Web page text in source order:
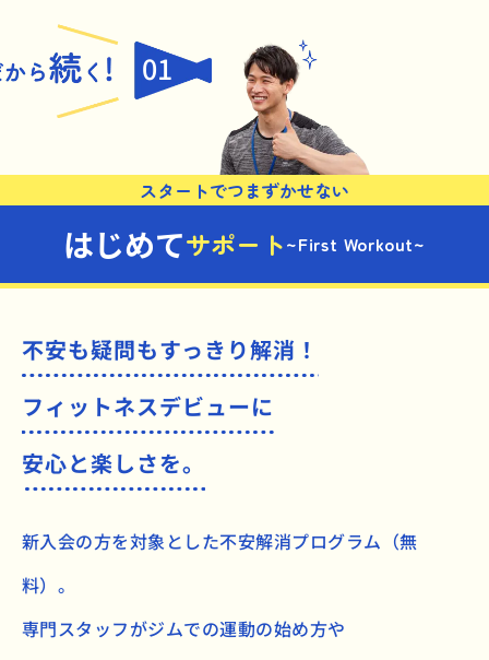
サポート~First Workout~
はじめて
スタートでつまずかせない
01
不安も疑問もすっきり解消！
フィットネスデビューに
安心と楽しさを。
新入会の方を対象とした不安解消プログラム（無
料）。
専門スタッフがジムでの運動の始め方や